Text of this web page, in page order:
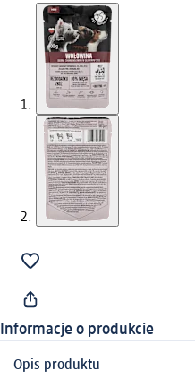
Informacje o produkcie
Opis produktu